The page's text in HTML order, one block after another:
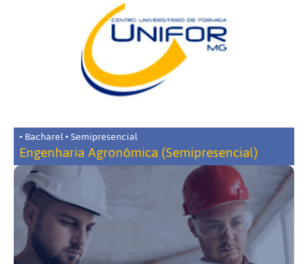
• Bacharel • Semipresencial
Engenharia Agronômica (Semipresencial)